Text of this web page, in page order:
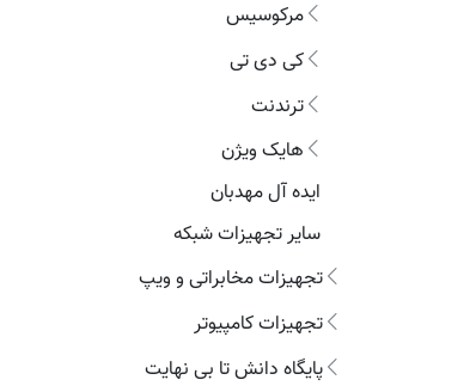
مرکوسیس
کی دی تی
ترندنت
هایک ویژن
ایده آل مهدبان
سایر تجهیزات شبکه
تجهیزات مخابراتی و ویپ
تجهیزات کامپیوتر
پایگاه دانش تا بی نهایت